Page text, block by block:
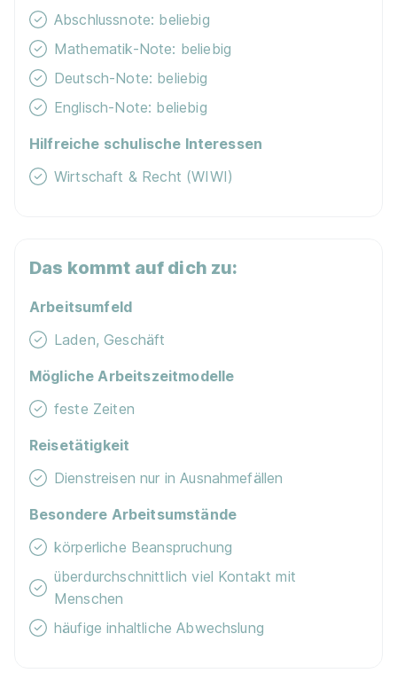
Abschlussnote: beliebig
Mathematik-Note: beliebig
Deutsch-Note: beliebig
Englisch-Note: beliebig
Hilfreiche schulische Interessen
Wirtschaft & Recht (WIWI)
Das kommt auf dich zu:
Arbeitsumfeld
Laden, Geschäft
Mögliche Arbeitszeitmodelle
feste Zeiten
Reisetätigkeit
Dienstreisen nur in Ausnahmefällen
Besondere Arbeitsumstände
körperliche Beanspruchung
überdurchschnittlich viel Kontakt mit
Menschen
häufige inhaltliche Abwechslung